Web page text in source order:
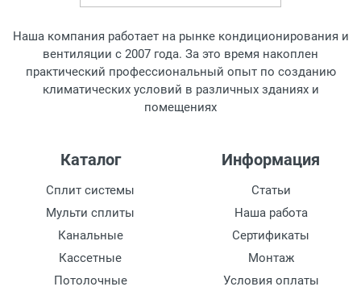
Наша компания работает на рынке кондиционирования и
вентиляции с 2007 года. За это время накоплен
практический профессиональный опыт по созданию
климатических условий в различных зданиях и
помещениях
Каталог
Сплит системы
Мульти сплиты
Канальные
Кассетные
Потолочные
Информация
Статьи
Наша работа
Сертификаты
Монтаж
Условия оплаты